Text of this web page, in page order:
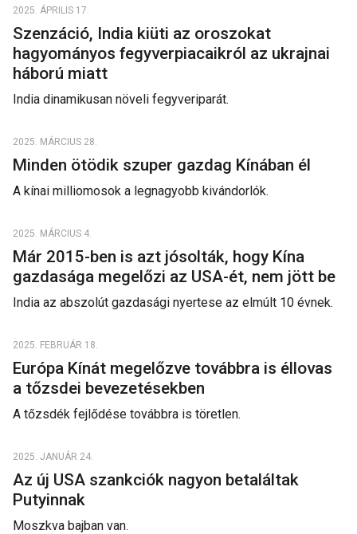
2025. ÁPRILIS 17.
Szenzáció, India kiüti az oroszokat
hagyományos fegyverpiacaikról az ukrajnai
háború miatt
India dinamikusan növeli fegyveriparát.
2025. MÁRCIUS 28.
Minden ötödik szuper gazdag Kínában él
A kínai milliomosok a legnagyobb kivándorlók.
2025. MÁRCIUS 4.
Már 2015-ben is azt jósolták, hogy Kína
gazdasága megelőzi az USA-ét, nem jött be
India az abszolút gazdasági nyertese az elmúlt 10 évnek.
2025. FEBRUÁR 18.
Európa Kínát megelőzve továbbra is éllovas
a tőzsdei bevezetésekben
A tőzsdék fejlődése továbbra is töretlen.
2025. JANUÁR 24.
Az új USA szankciók nagyon betaláltak
Putyinnak
Moszkva bajban van.